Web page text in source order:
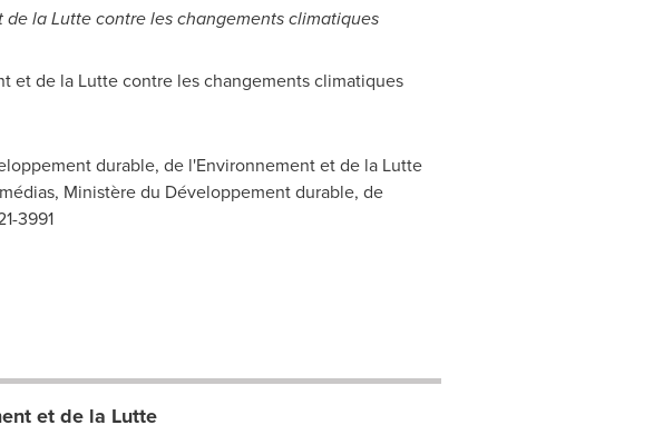
la Lutte contre les changements climatiques
et de la Lutte contre les changements climatiques
durable, de l'Environnement et de la Lutte
Ministère du Développement durable, de
3991
et de la Lutte